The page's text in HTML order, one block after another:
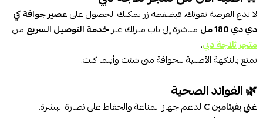
لا تدع الفرصة تفوتك، فبضغطة زر يمكنك الحصول علىعصير جوافة كي
دي دي 180 مل
مباشرة إلى باب منزلك عبرخدمة التوصيل السريع من
متجر ثلاجة دبي.
تمتع بالنكهة الأصلية للجوافة متى شئت وأينما كنت.
🌿 الفوائد الصحية
غني بفيتامين C
لدعم جهاز المناعة والحفاظ على نضارة البشرة.